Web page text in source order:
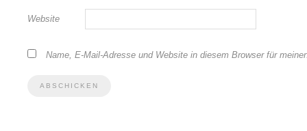
Website
Name, E-Mail-Adresse und Website in diesem Browser für